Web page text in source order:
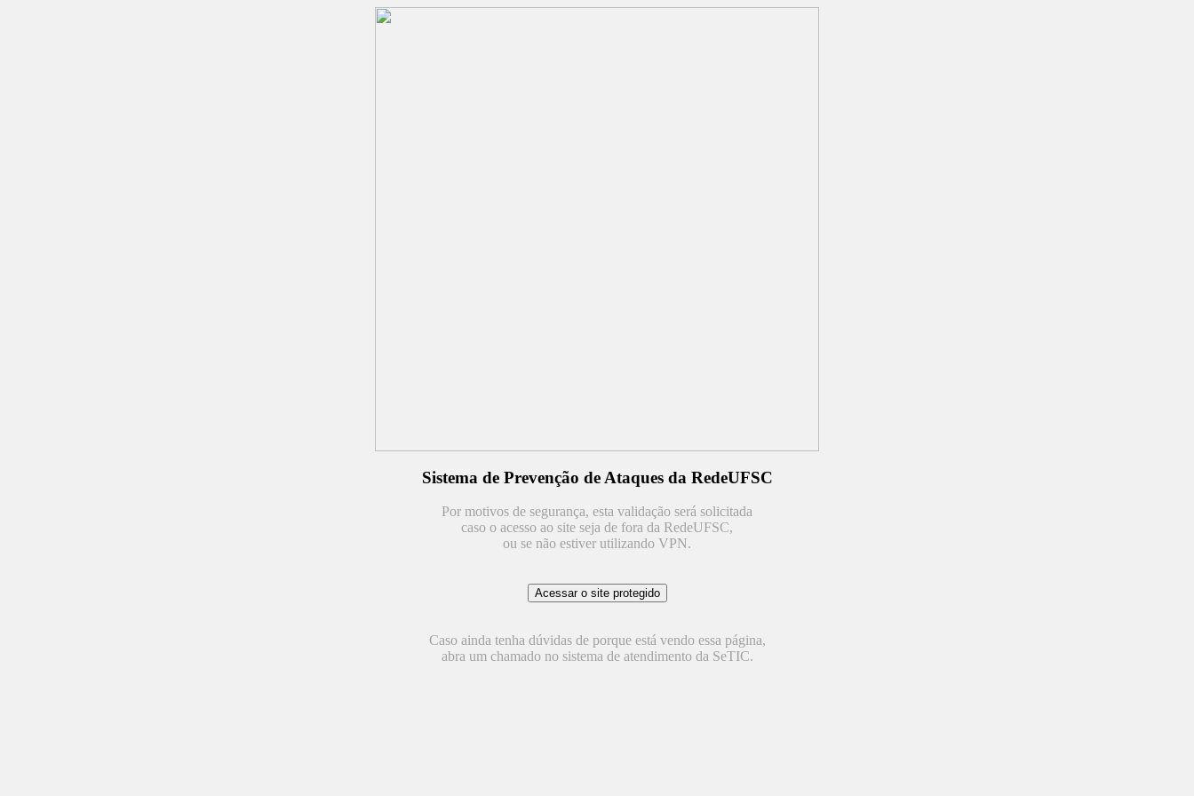
Sistema de Prevenção de Ataques da RedeUFSC
Por motivos de segurança, esta validação será solicitada
caso o acesso ao site seja de fora da RedeUFSC,
ou se não estiver utilizando VPN.
Caso ainda tenha dúvidas de porque está vendo essa página,
abra um chamado no sistema de atendimento da SeTIC.